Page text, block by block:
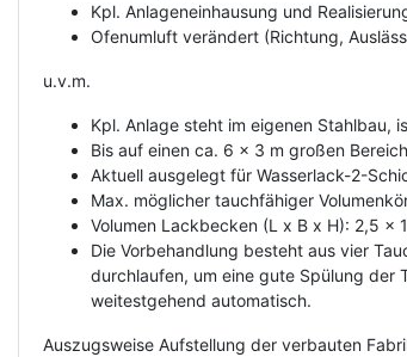
Kpl. Anlageneinhausung und
Ofenumluft verändert (Richtung,
u.v.m.
Kpl. Anlage steht im eigenen Stahlbau,
Bis auf einen ca. 6 x 3 m großen
Aktuell ausgelegt für Wasserlack-2-
Max. möglicher tauchfähiger
Volumen Lackbecken (L x B x H): 2,5 x
Die Vorbehandlung besteht aus vier
durchlaufen, um eine gute Spülung der
weitestgehend automatisch.
Auszugsweise Aufstellung der verbauten